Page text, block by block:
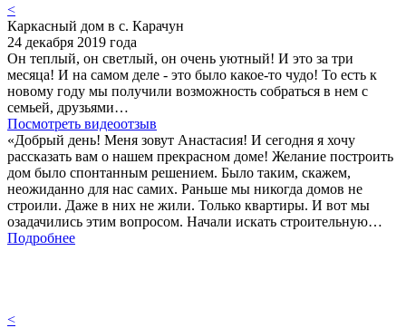
<
Каркасный дом в с. Карачун
24 декабря 2019 года
Он теплый, он светлый, он очень уютный! И это за три
месяца! И на самом деле - это было какое-то чудо! То есть к
новому году мы получили возможность собраться в нем с
семьей, друзьями…
Посмотреть видеоотзыв
«Добрый день! Меня зовут Анастасия! И сегодня я хочу
рассказать вам о нашем прекрасном доме! Желание построить
дом было спонтанным решением. Было таким, скажем,
неожиданно для нас самих. Раньше мы никогда домов не
строили. Даже в них не жили. Только квартиры. И вот мы
озадачились этим вопросом. Начали искать строительную…
Подробнее
<